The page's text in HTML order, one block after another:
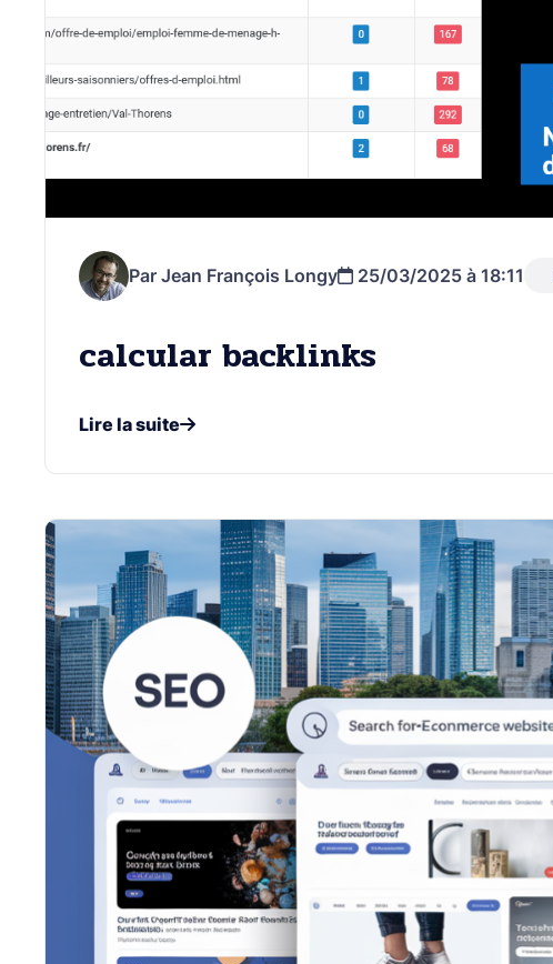
Par Jean François Longy 25/03/2025 à 18:11
calcular backlinks
Lire la suite